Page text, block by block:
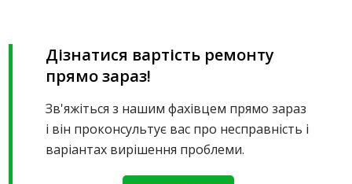
Дізнатися вартість ремонту
прямо зараз!
Зв'яжіться з нашим фахівцем прямо зараз
і він проконсультує вас про несправність і
варіантах вирішення проблеми.